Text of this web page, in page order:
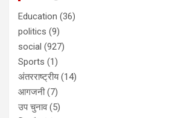
Education (36)
politics (9)
social (927)
Sports (1)
अंतरराष्ट्रीय(14)
आगजनी(7)
उप चुनाव(5)